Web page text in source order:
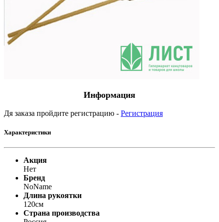
Информация
Дя заказа пройдите регистрацию - Регистрация
Характеристики
Акция
Нет
Бренд
NoName
Длина рукоятки
120см
Страна производства